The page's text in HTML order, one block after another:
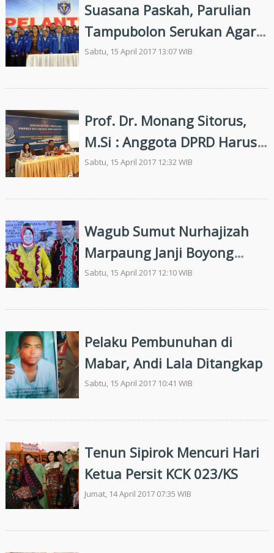
Suasana Paskah, Parulian
Tampubolon Serukan Agar
Generasi Muda Bersiap
Sabtu, 15 April 2017 13:07 WIB
Prof. Dr. Monang Sitorus,
M.Si : Anggota DPRD Harus
Paham Penyusunan Perda,
Sabtu, 15 April 2017 12:32 WIB
Wagub Sumut Nurhajizah
Marpaung Janji Boyong
Investor ke Nias
Sabtu, 15 April 2017 12:10 WIB
Pelaku Pembunuhan di
Mabar, Andi Lala Ditangkap
Sabtu, 15 April 2017 10:41 WIB
Tenun Sipirok Mencuri Hari
Ketua Persit KCK 023/KS
Jumat, 14 April 2017 07:35 WIB